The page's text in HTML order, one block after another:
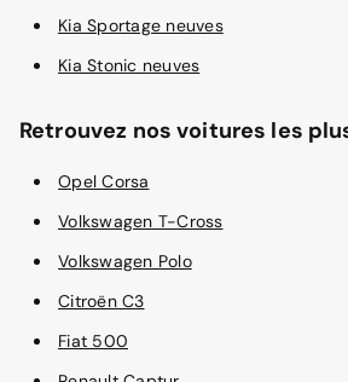
Kia Sportage neuves
Kia Stonic neuves
Retrouvez nos voitures les
Opel Corsa
Volkswagen T-Cross
Volkswagen Polo
Citroën C3
Fiat 500